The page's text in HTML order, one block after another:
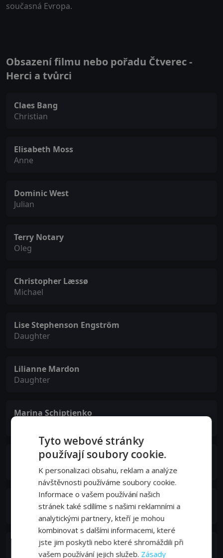
současná Evropa.
Obsazení filmu nebo pořadu Čtverec -
Herci a tvůrci
Claes Bang
Christian
Elisabeth Moss
Anne
Dominic West
Julian
Terry Notary
Oleg
Christopher Læssø
Michael
Lise Stephenson Engström
Daughter
Lilianne Mardon
Daughter
Marina Schiptjenko
Annica Liljeblad
Elijandro Edouard
Boy with Letter
Daniel Hallberg
Dark-Haired Advertising Agent
Tyto webové stránky
používají soubory cookie.
K personalizaci obsahu, reklam a analýze
návštěvnosti používáme soubory cookie.
Informace o vašem používání našich
stránek také sdílíme s našimi reklamními a
analytickými partnery, kteří je mohou
kombinovat s dalšími informacemi, které
jste jim poskytli nebo které shromáždili při
vašem používání jejich služeb. Zásady